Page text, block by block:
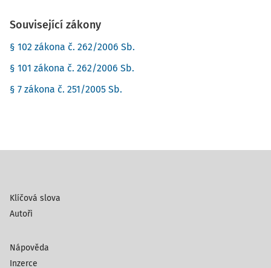
Související zákony
§ 102 zákona č. 262/2006 Sb.
§ 101 zákona č. 262/2006 Sb.
§ 7 zákona č. 251/2005 Sb.
Klíčová slova
Autoři
Nápověda
Inzerce